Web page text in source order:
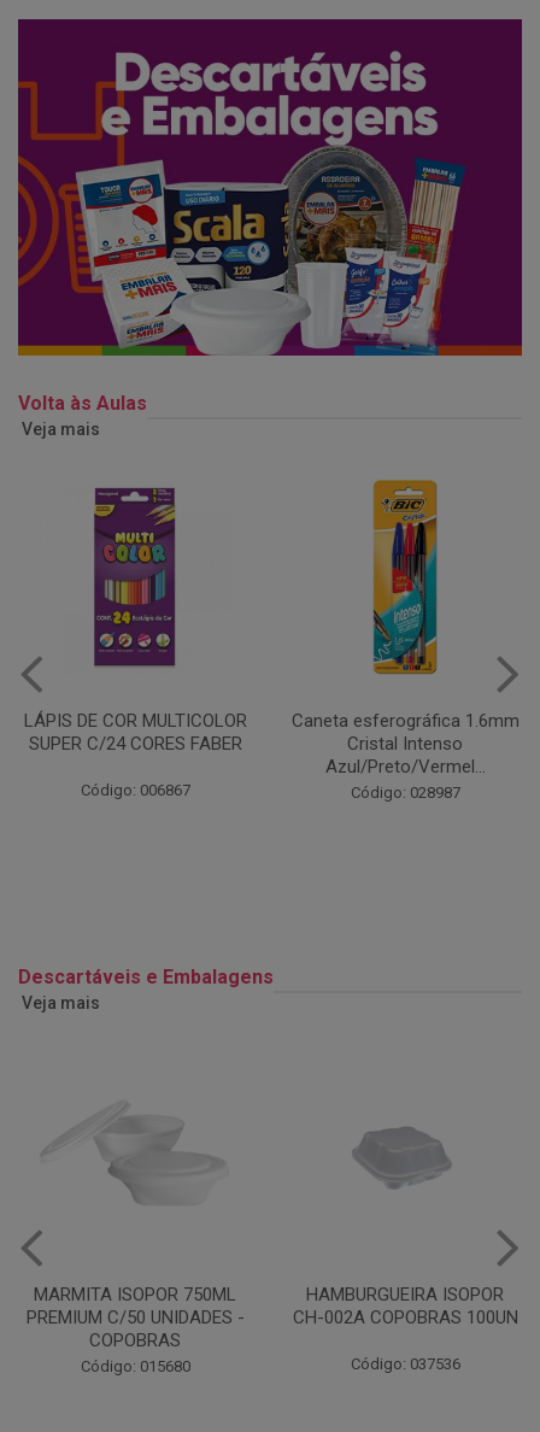
Volta às Aulas
Veja mais
Caneta esferográfica 1.6mm
Cristal Intenso
Código: 028987
COLA EM BASTÃO 40G - LEO
& LEO
Código: 028164
Descartáveis e Embalagens
Veja mais
HAMBURGUEIRA ISOPOR
CH-002A COPOBRAS 100UN
Código: 037536
CAIXA PARDA PIZZA N30
OITAVADA BALUARTE C/10
Código: 001124